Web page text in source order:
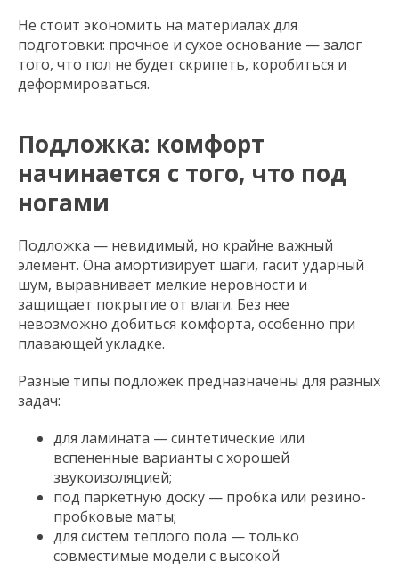
Не стоит экономить на материалах для
подготовки: прочное и сухое основание — залог
того, что пол не будет скрипеть, коробиться и
деформироваться.
Подложка: комфорт
начинается с того, что под
ногами
Подложка — невидимый, но крайне важный
элемент. Она амортизирует шаги, гасит ударный
шум, выравнивает мелкие неровности и
защищает покрытие от влаги. Без нее
невозможно добиться комфорта, особенно при
плавающей укладке.
Разные типы подложек предназначены для разных
задач:
для ламината — синтетические или
вспененные варианты с хорошей
звукоизоляцией;
под паркетную доску — пробка или резино-
пробковые маты;
для систем теплого пола — только
совместимые модели с высокой